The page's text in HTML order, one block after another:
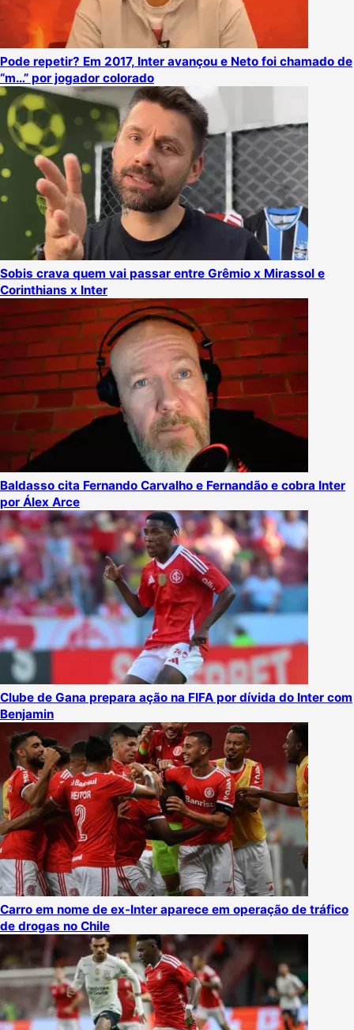
Pode repetir? Em 2017, Inter avançou e Neto foi chamado de
“m…” por jogador colorado
Sobis crava quem vai passar entre Grêmio x Mirassol e
Corinthians x Inter
Baldasso cita Fernando Carvalho e Fernandão e cobra Inter
por Álex Arce
Clube de Gana prepara ação na FIFA por dívida do Inter com
Benjamin
Carro em nome de ex-Inter aparece em operação de tráfico
de drogas no Chile